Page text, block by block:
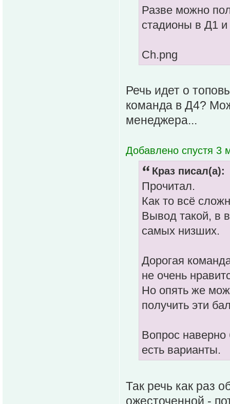
Разве можно
стадионы в Д1
Ch.png
Речь идет о
команда в Д4?
менеджера...
Добавлено спустя 3
Краз писал(а):
Прочитал.
Как то всë
Вывод такой, в
самых низших.
Дорогая
не очень
Но опять же
получить эти
Вопрос наверно
есть варианты.
Так речь как раз
ожесточенной -